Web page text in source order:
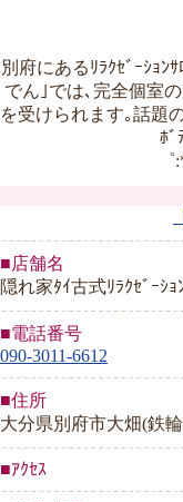
別府にあるﾘﾗｸｾﾞｰｼｮﾝ
でん｣では､完全個室
を受けられます｡話題
ﾎﾞ
゜
■店舗名
隠れ家ﾀｲ古式ﾘﾗｸｾﾞｰｼ
■電話番号
090-3011-6612
■住所
大分県別府市大畑(鉄
■ｱｸｾｽ